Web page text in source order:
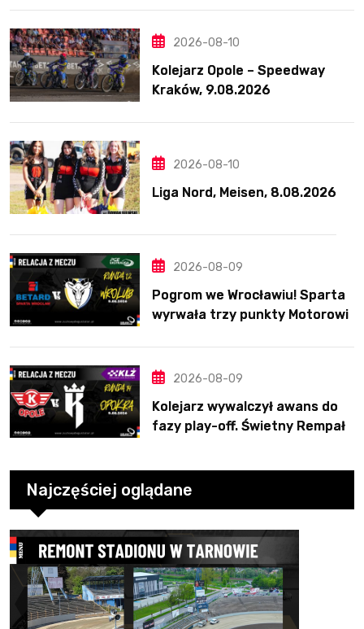
2026-08-10
Kolejarz Opole – Speedway
Kraków, 9.08.2026
2026-08-10
Liga Nord, Meisen, 8.08.2026
2026-08-09
Pogrom we Wrocławiu! Sparta
wyrwała trzy punkty Motorowi
2026-08-09
Kolejarz wywalczył awans do
fazy play-off. Świetny Rempała
Najczęściej oglądane